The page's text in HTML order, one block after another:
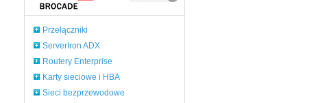
Przełączniki
ServerIron ADX
Routery Enterprise
Karty sieciowe i HBA
Sieci bezprzewodowe